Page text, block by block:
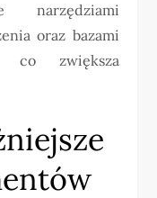
narzędziami
oraz bazami
co zwiększa